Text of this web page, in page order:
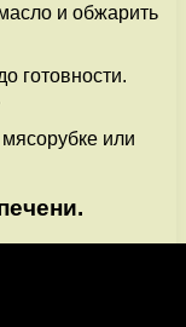
и обжарить
готовности.
или